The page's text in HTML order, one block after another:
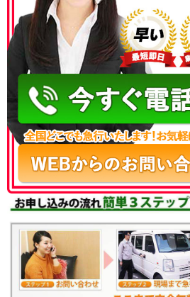
050-3186-